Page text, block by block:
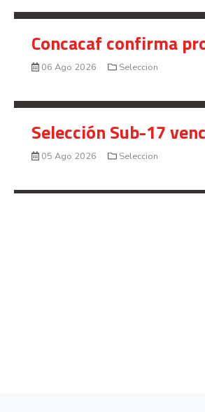
Concacaf confirma
06 Ago 2026 Seleccion
Selección Sub-17
05 Ago 2026 Seleccion